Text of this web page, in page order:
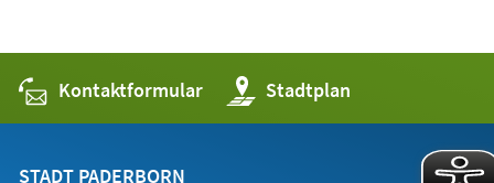
Kontaktformular Stadtplan
(Öffnet
in
einem
STADT PADERBORN